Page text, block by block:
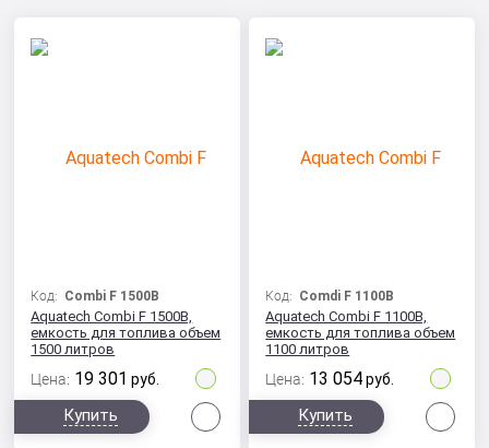
Код: Combi F 1500B
Aquatech Combi F 1500B,
емкость для топлива объем
1500 литров
Цена: 19 301 руб.
Купить
Код: Comdi F 1100B
Aquatech Combi F 1100B,
емкость для топлива объем
1100 литров
Цена: 13 054 руб.
Купить